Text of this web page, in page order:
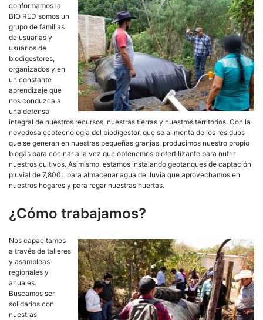
conformamos la
BIO RED somos un
grupo de familias
de usuarias y
usuarios de
biodigestores,
organizados y en
un constante
aprendizaje que
nos conduzca a
una defensa
integral de nuestros recursos, nuestras tierras y nuestros territorios. Con la
novedosa ecotecnología del biodigestor, que se alimenta de los residuos
que se generan en nuestras pequeñas granjas, producimos nuestro propio
biogás para cocinar a la vez que obtenemos biofertilizante para nutrir
nuestros cultivos. Asimismo, estamos instalando geotanques de captación
pluvial de 7,800L para almacenar agua de lluvia que aprovechamos en
nuestros hogares y para regar nuestras huertas.
¿Cómo trabajamos?
Nos capacitamos
a través de talleres
y asambleas
regionales y
anuales.
Buscamos ser
solidarios con
nuestras